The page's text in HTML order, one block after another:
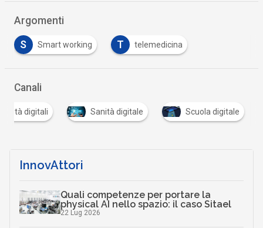
Argomenti
S Smart working T telemedicina
Canali
digitali Sanità digitale Scuola digitale
InnovAttori
Quali competenze per portare la
physical AI nello spazio: il caso Sitael
22 Lug 2026